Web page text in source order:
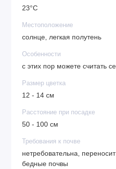
23°C
Местоположение
солнце, легкая полутень
Особенности
с этих пор можете считать
Размер цветка
12 - 14 см
Расстояние при посадке
50 - 100 см
Требования к почве
нетребовательна,
бедные почвы